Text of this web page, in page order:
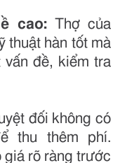
cao: Thợ của
thuật hàn tốt mà
đề, kiểm tra
đối không có
thu thêm phí.
giá rõ ràng trước